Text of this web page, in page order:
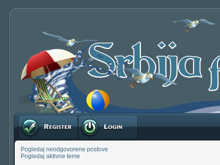
Registruj se Prijavite se
Pogledaj neodgovorene postove
Pogledaj aktivne teme